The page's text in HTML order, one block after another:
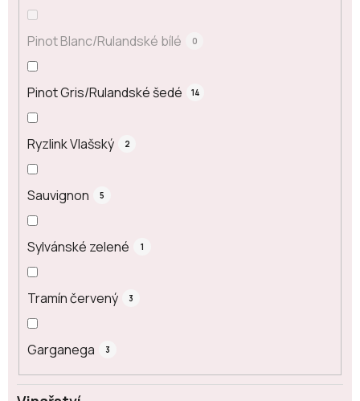
Pinot Blanc/Rulandské bílé 0
Pinot Gris/Rulandské šedé 14
Ryzlink Vlašský 2
Sauvignon 5
Sylvánské zelené 1
Tramín červený 3
Garganega 3